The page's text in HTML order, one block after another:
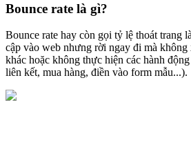
Bounce rate là gì?
Bounce rate hay còn gọi tỷ lệ thoát trang
cập vào web nhưng rời ngay đi mà không
khác hoặc không thực hiện các hành
liên kết, mua hàng, điền vào form mẫu...).